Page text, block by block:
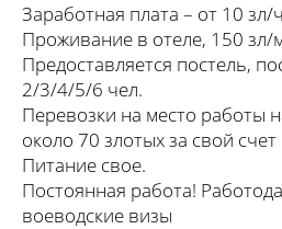
Заработная плата – от 10 зл/
Проживание в отеле, 150 зл/
Предоставляется постель,
2/3/4/5/6 чел.
Перевозки на место работы
около 70 злотых за свой счет
Питание свое.
Постоянная работа!
воеводские визы